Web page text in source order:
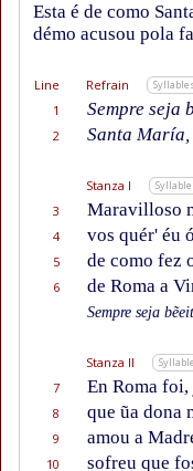
Esta é de como
démo acusou pola
Line Refrain
1
Sempre seja
2
Santa María,
Stanza I
3 Maravilloso
4
vos quér' éu
5
de como fez
6
de Roma a
Sempre seja
Stanza II
7 En Roma
8
que ũa dona
9
amou a
10
sofreu que